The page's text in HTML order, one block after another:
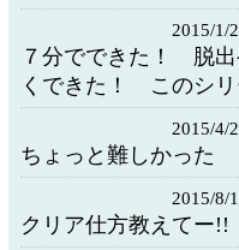
2015/1/
７分でできた！ 脱出
くできた！ このシリ
2015/4/
ちょっと難しかった
2015/8/
クリア仕方教えてー!!